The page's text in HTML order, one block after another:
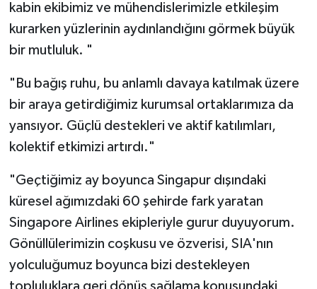
kabin ekibimiz ve mühendislerimizle etkileşim
kurarken yüzlerinin aydınlandığını görmek büyük
bir mutluluk. "
"Bu bağış ruhu, bu anlamlı davaya katılmak üzere
bir araya getirdiğimiz kurumsal ortaklarımıza da
yansıyor. Güçlü destekleri ve aktif katılımları,
kolektif etkimizi artırdı."
"Geçtiğimiz ay boyunca Singapur dışındaki
küresel ağımızdaki 60 şehirde fark yaratan
Singapore Airlines ekipleriyle gurur duyuyorum.
Gönüllülerimizin coşkusu ve özverisi, SIA'nın
yolculuğumuz boyunca bizi destekleyen